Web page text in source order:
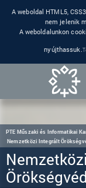
A weboldal HTML5,
nem jelenik
A weboldalunkon
nyújthassuk.
PTE Műszaki és Informatikai
Nemzetközi Integrált